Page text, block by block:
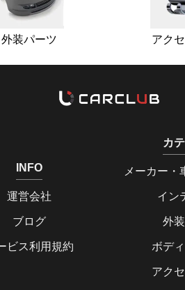
外装パーツ アク
INFO
運営会社
ブログ
ビス利用規約
カ
メーカー・
イン
外
ボデ
アク